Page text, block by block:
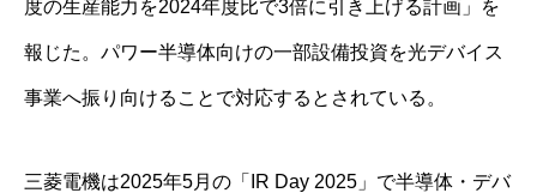
度の生産能力を2024年度比で3倍に引き上げる計画」を
報じた。パワー半導体向けの一部設備投資を光デバイス
事業へ振り向けることで対応するとされている。
三菱電機は2025年5月の「IR Day 2025」で半導体・デバ